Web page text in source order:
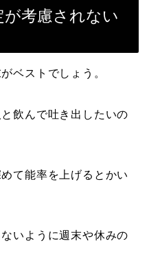
考慮されない
ベストでしょう。
飲んで吐き出したいの
て能率を上げるとかい
ないように週末や休みの